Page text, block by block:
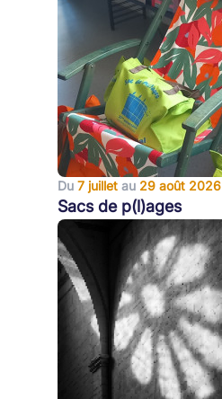
Du 7 juillet au 29 août 2026
Sacs de p(l)ages